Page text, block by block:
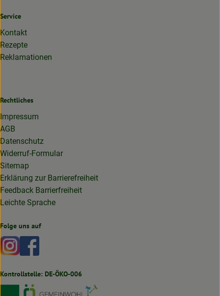
Service
Kontakt
Rezepte
Reklamationen
Rechtliches
Impressum
AGB
Datenschutz
Widerruf-Formular
Sitemap
Erklärung zur Barrierefreiheit
Feedback Barrierfreiheit
Leichte Sprache
Folge uns auf
Externer Link zu https://www.instagram.com/
Kontrollstelle: DE-ÖKO-006
Externer Link zu https://www.bioland.de
Externer Link zu https://www.oekokiste.de